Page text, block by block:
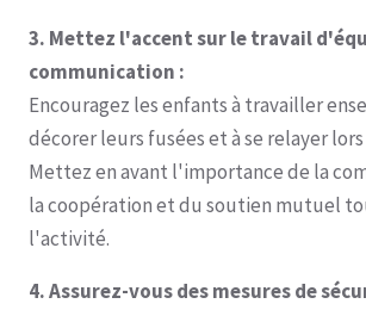
3. Mettez l'accent sur le travail
communication :
Encouragez les enfants à travailler
décorer leurs fusées et à se relayer
Mettez en avant l'importance de la
la coopération et du soutien mutuel
l'activité.
4. Assurez-vous des mesures de